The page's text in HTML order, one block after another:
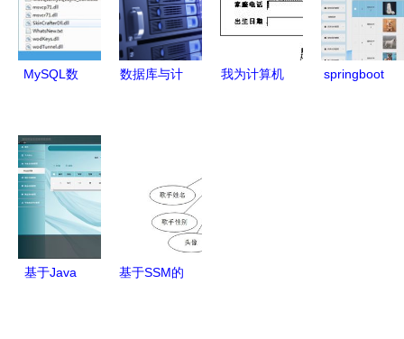
径
体系
网络服务
算机网络服
务的关键支
撑
MySQL数
v2.2.1绿色
版高效指南
数据库与计
效与安全的
数据基础设
我为计算机
springboot
基于Java
基于SSM的